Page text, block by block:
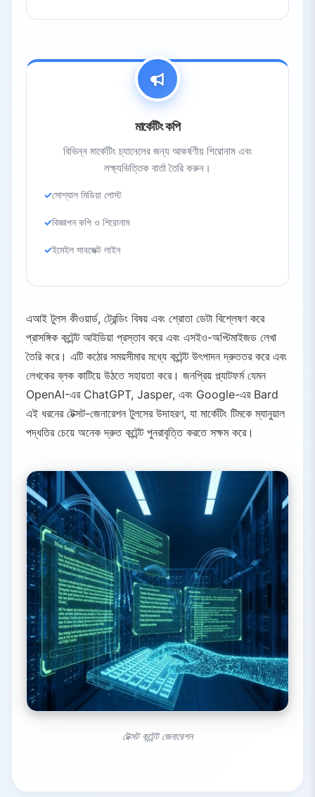
মার্কেটিং কপি
বিভিন্ন মার্কেটিং চ্যানেলের জন্য আকর্ষণীয় শিরোনাম এবং
লক্ষ্যভিত্তিক বার্তা তৈরি করুন।
সোশ্যাল মিডিয়া পোস্ট
বিজ্ঞাপন কপি ও শিরোনাম
ইমেইল সাবজেক্ট লাইন
এআই টুলস কীওয়ার্ড, ট্রেন্ডিং বিষয় এবং শ্রোতা ডেটা বিশ্লেষণ করে
প্রাসঙ্গিক কন্টেন্ট আইডিয়া প্রস্তাব করে এবং এসইও-অপ্টিমাইজড লেখা
তৈরি করে। এটি কঠোর সময়সীমার মধ্যে কন্টেন্ট উৎপাদন দ্রুততর করে এবং
লেখকের ব্লক কাটিয়ে উঠতে সহায়তা করে। জনপ্রিয় প্ল্যাটফর্ম যেমন
OpenAI-এর ChatGPT, Jasper, এবং Google-এর Bard
এই ধরনের টেক্সট-জেনারেশন টুলসের উদাহরণ, যা মার্কেটিং টিমকে ম্যানুয়াল
পদ্ধতির চেয়ে অনেক দ্রুত কন্টেন্ট পুনরাবৃত্তি করতে সক্ষম করে।
টেক্সট কন্টেন্ট জেনারেশন